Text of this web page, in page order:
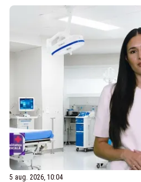
5 aug. 2026, 10:04